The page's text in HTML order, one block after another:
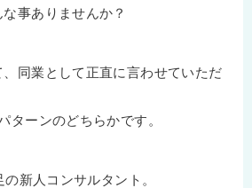
事ありませんか？
同業として正直に言わせていただ
ターンのどちらかです。
新人コンサルタント。